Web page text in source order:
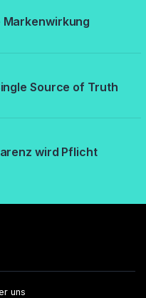
Markenwirkung
Source of Truth
wird Pflicht
uns